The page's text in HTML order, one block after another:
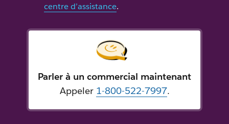
centre d’assistance.
Parler à un commercial maintenant
Appeler 1-800-522-7997.